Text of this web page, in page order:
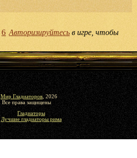
6 Авторизируйтесь в игре, чтобы
Мир Гладиаторов, 2026
Все права защищены
Гладиаторы
Лучшие гладиаторы рима